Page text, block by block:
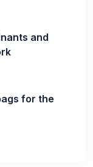
and
for the